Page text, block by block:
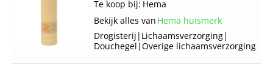
Te koop bij: Hema
Bekijk alles van Hema huismerk
Drogisterij | Lichaams­verzorging|
Douchegel |Overige lichaams­verzorging